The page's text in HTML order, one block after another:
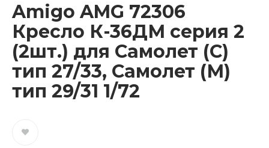
Amigo AMG 72306
Кресло К-36ДМ серия 2
(2шт.) для Самолет (С)
тип 27/33, Самолет (М)
тип 29/31 1/72